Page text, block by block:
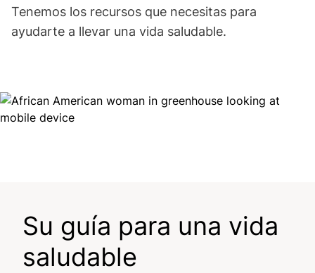
Tenemos los recursos que necesitas para
ayudarte a llevar una vida saludable.
Image
Su guía para una vida
saludable